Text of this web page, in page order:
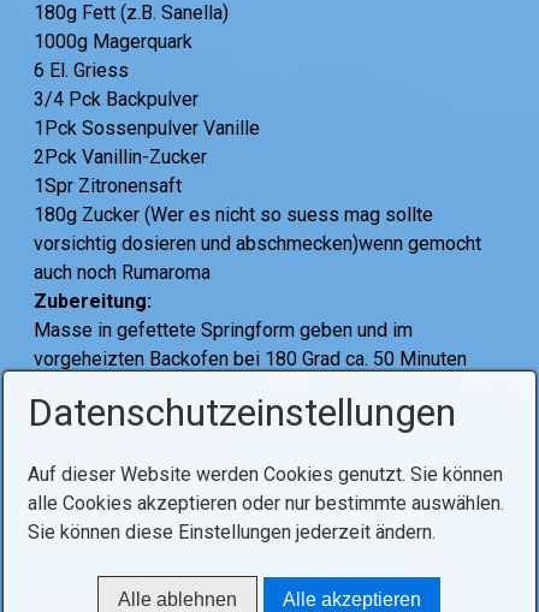
180g Fett (z.B. Sanella)
1000g Magerquark
6 El. Griess
3/4 Pck Backpulver
1Pck Sossenpulver Vanille
2Pck Vanillin-Zucker
1Spr Zitronensaft
180g Zucker (Wer es nicht so suess mag sollte
vorsichtig dosieren und abschmecken)wenn gemocht
auch noch Rumaroma
Zubereitung:
Masse in gefettete Springform geben und im
vorgeheizten Backofen bei 180 Grad ca. 50 Minuten
Datenschutzeinstellungen
Auf dieser Website werden Cookies genutzt. Sie können
alle Cookies akzeptieren oder nur bestimmte auswählen.
Sie können diese Einstellungen jederzeit ändern.
Alle ablehnen Alle akzeptieren